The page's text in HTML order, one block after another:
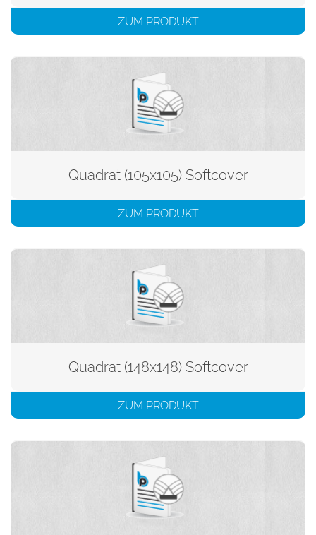
ZUM PRODUKT
Quadrat (105x105) Softcover
ZUM PRODUKT
Quadrat (148x148) Softcover
ZUM PRODUKT